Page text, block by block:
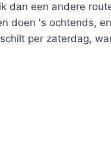
dan een andere
doen 's ochtends,
per zaterdag,